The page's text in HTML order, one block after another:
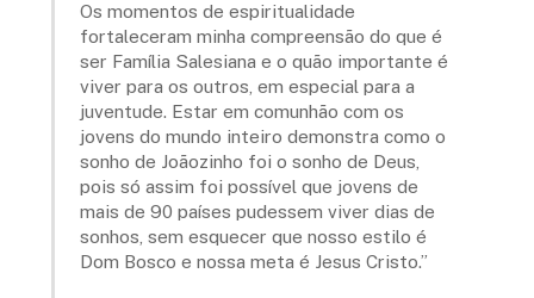
Os momentos de espiritualidade
fortaleceram minha compreensão do que é
ser Família Salesiana e o quão importante é
viver para os outros, em especial para a
juventude. Estar em comunhão com os
jovens do mundo inteiro demonstra como o
sonho de Joãozinho foi o sonho de Deus,
pois só assim foi possível que jovens de
mais de 90 países pudessem viver dias de
sonhos, sem esquecer que nosso estilo é
Dom Bosco e nossa meta é Jesus Cristo.”